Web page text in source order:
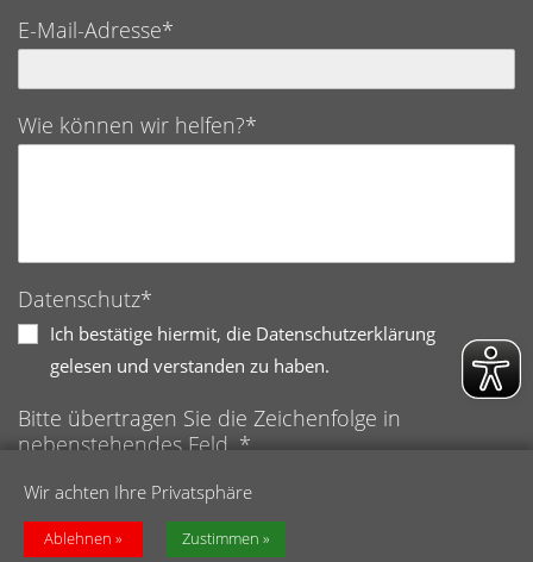
Wir achten Ihre Privatsphäre
Ablehnen Zustimmen
E-Mail-Adresse*
Wie können wir helfen?*
Datenschutz*
Ich bestätige hiermit, die Datenschutzerklärung
gelesen und verstanden zu haben.
Bitte übertragen Sie die Zeichenfolge in
nebenstehendes Feld. *
Anti-Roboter-Verifizierung
Hier klicken